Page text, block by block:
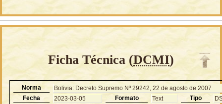
Ficha Técnica (DCMI)
Norma
Bolivia: Decreto Supremo Nº 29242, 22 de agosto de 2007
Fecha
2023-03-05 Formato Text Tipo